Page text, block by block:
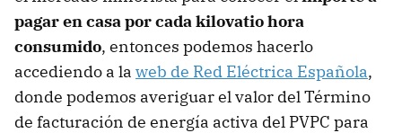
pagar en casa por cada kilovatio hora
consumido, entonces podemos hacerlo
accediendo a la web de Red Eléctrica Española,
donde podemos averiguar el valor del Término
de facturación de energía activa del PVPC para